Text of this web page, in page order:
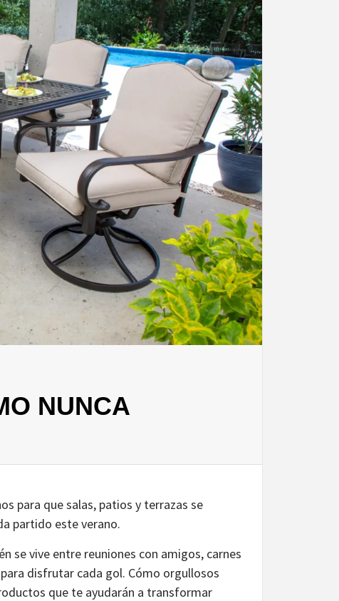
NUNCA
para que salas, patios y terrazas se
partido este verano.
se vive entre reuniones con amigos, carnes
disfrutar cada gol. Cómo orgullosos
que te ayudarán a transformar